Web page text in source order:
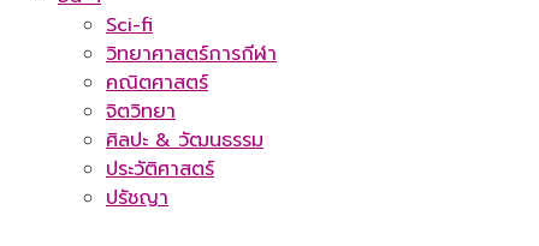
Sci-fi
วิทยาศาสตร์การกีฬา
คณิตศาสตร์
จิตวิทยา
ศิลปะ & วัฒนธรรม
ประวัติศาสตร์
ปรัชญา